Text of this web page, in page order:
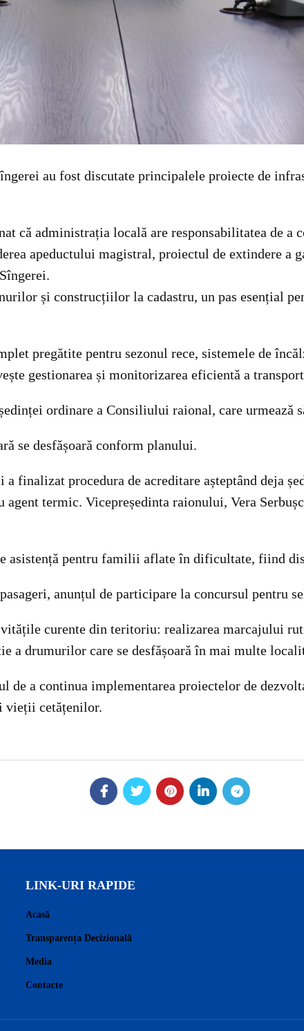
au fost discutate principalele proiecte de
că administrația locală are responsabilitatea de a
apeductului magistral, proiectul de extindere a
și construcțiilor la cadastru, un pas esențial
pregătite pentru sezonul rece, sistemele de
gestionarea și monitorizarea eficientă a
ordinare a Consiliului raional, care
se desfășoară conform planului.
a finalizat procedura de acreditare așteptând deja
termic. Vicepreședinta raionului, Vera
asistență pentru familii aflate în dificultate, fiind
anunțul de participare la concursul pentru
curente din teritoriu: realizarea marcajului
a drumurilor care se desfășoară în mai multe
de a continua implementarea proiectelor de
vieții cetățenilor.
LINK-URI RAPIDE
Acasă
Transparența Decizională
Media
Contacte